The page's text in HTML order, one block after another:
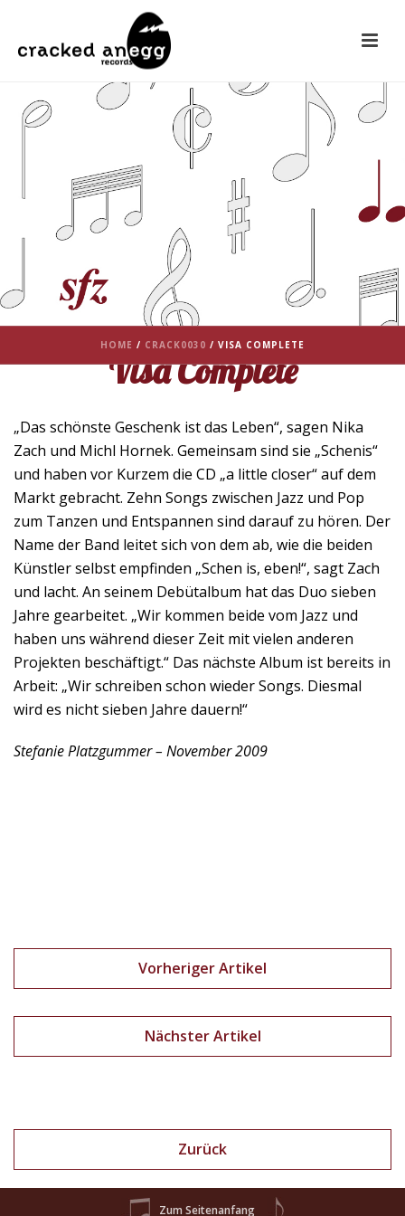
HOME / CRACK0030 / VISA COMPLETE
Visa Complete
„Das schönste Geschenk ist das Leben“, sagen Nika
Zach und Michl Hornek. Gemeinsam sind sie „Schenis“
und haben vor Kurzem die CD „a little closer“ auf dem
Markt gebracht. Zehn Songs zwischen Jazz und Pop
zum Tanzen und Entspannen sind darauf zu hören. Der
Name der Band leitet sich von dem ab, wie die beiden
Künstler selbst empfinden „Schen is, eben!“, sagt Zach
und lacht. An seinem Debütalbum hat das Duo sieben
Jahre gearbeitet. „Wir kommen beide vom Jazz und
haben uns während dieser Zeit mit vielen anderen
Projekten beschäftigt.“ Das nächste Album ist bereits in
Arbeit: „Wir schreiben schon wieder Songs. Diesmal
wird es nicht sieben Jahre dauern!“
Stefanie Platzgummer – November 2009
Vorheriger Artikel
Nächster Artikel
Zurück
Zum Seitenanfang